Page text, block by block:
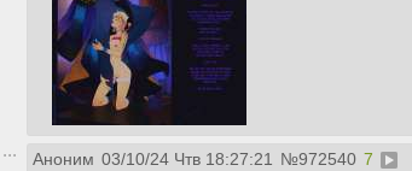
Аноним 03/10/24 Чтв 18:27:21 №972540 7